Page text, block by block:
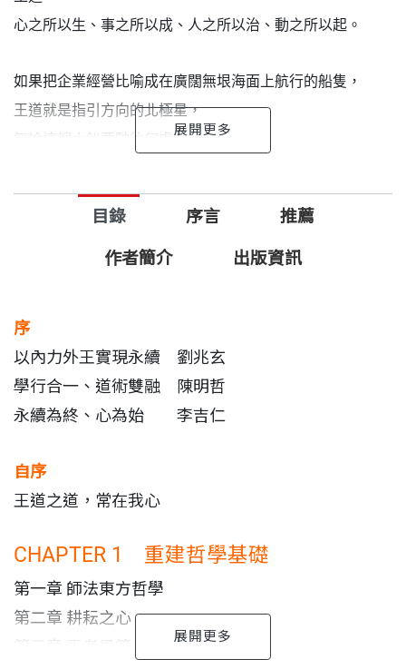
心之所以生、事之所以成、人之所以治、動之所以起。
如果把企業經營比喻成在廣闊無垠海面上航行的船隻，
王道就是指引方向的北極星，
無論這艘大船要駛往何處，
終能尋到值得開墾的土地。
「王道，是我這輩子都在實踐的真理，如同亞里斯多
後，它竟成了我謝幕（退休）後，不得不重披戰袍，
再登舞台的王牌！」累積四十年的經驗，施振榮希望
透過王道，幫助台灣成為華人優質生活典範。
有人質疑：「施先生，我們身處資本主義的霸道世
界，你說的王道，真的可行嗎？」
然而，他總有許多不同的見解，例如：利他是更好的
利己、敢認輸才能贏、降價才是不斷創新的動
力……。
目錄 序言 推薦
作者簡介 出版資訊
序
以內力外王實現永續 劉兆玄
學行合一、道術雙融 陳明哲
永續為終、心為始 李吉仁
自序
王道之道，常在我心
CHAPTER 1 重建哲學基礎
第一章 師法東方哲學
第二章 耕耘之心